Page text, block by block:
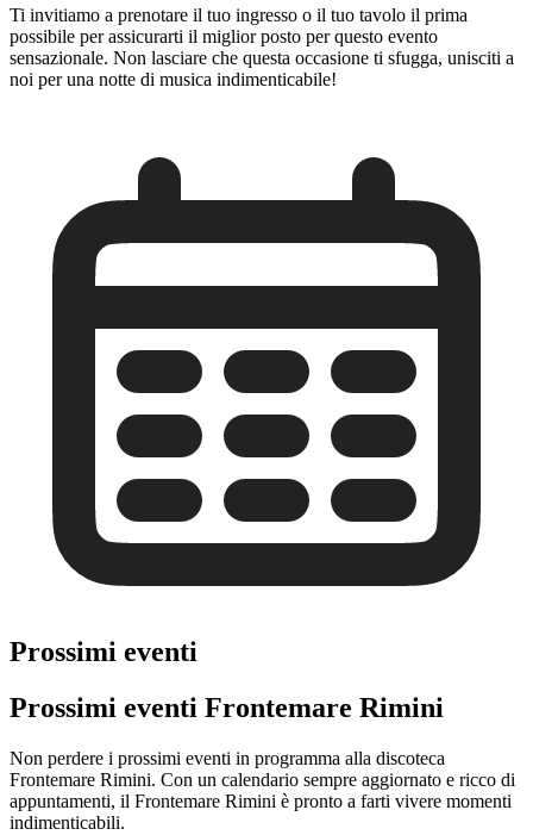
Ti invitiamo a prenotare il tuo ingresso o il tuo tavolo il prima
possibile per assicurarti il miglior posto per questo evento
sensazionale. Non lasciare che questa occasione ti sfugga, unisciti a
noi per una notte di musica indimenticabile!
Prossimi eventi
Prossimi eventi Frontemare Rimini
Non perdere i prossimi eventi in programma alla discoteca
Frontemare Rimini. Con un calendario sempre aggiornato e ricco di
appuntamenti, il Frontemare Rimini è pronto a farti vivere momenti
indimenticabili.